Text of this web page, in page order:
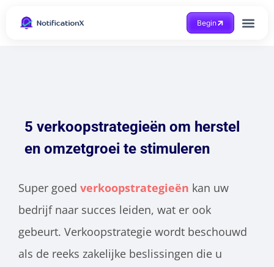
Begin
5 verkoopstrategieën om herstel
en omzetgroei te stimuleren
Super goed verkoopstrategieën kan uw
bedrijf naar succes leiden, wat er ook
gebeurt. Verkoopstrategie wordt beschouwd
als de reeks zakelijke beslissingen die u